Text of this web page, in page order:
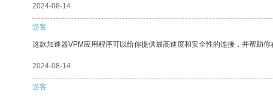
2024-08-14
游客
这款加速器VPM应用程序可以给你提供最高速度和安全性的连接，并帮助你
2024-08-14
游客